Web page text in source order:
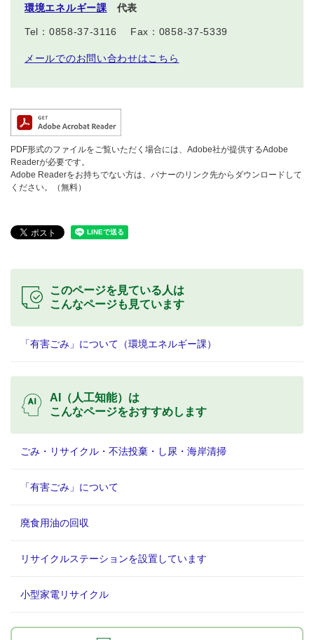
環境エネルギー課 代表
Tel：0858-37-3116 Fax：0858-37-5339
メールでのお問い合わせはこちら
PDF形式のファイルをご覧いただく場合には、Adobe社が提供するAdobe
Readerが必要です。
Adobe Readerをお持ちでない方は、バナーのリンク先からダウンロードして
ください。（無料）
このページを見ている人は
こんなページも見ています
「有害ごみ」について（環境エネルギー課）
AI（人工知能）は
こんなページをおすすめします
ごみ・リサイクル・不法投棄・し尿・海岸清掃
「有害ごみ」について
廃食用油の回収
リサイクルステーションを設置しています
小型家電リサイクル